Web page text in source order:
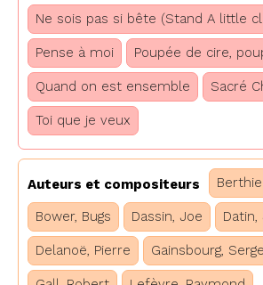
Ne sois pas si bête (Stand A little
Pense à moi Poupée de cire,
Quand on est ensemble Sacré
Toi que je veux
Auteurs et compositeurs
Bower, Bugs Dassin, Joe Datin,
Delanoë, Pierre Gainsbourg, Serge